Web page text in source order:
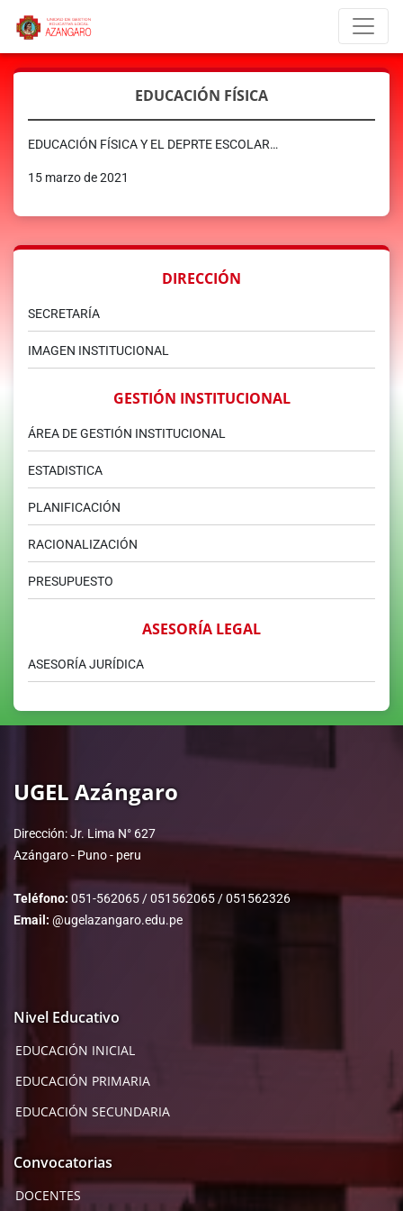
EDUCACIÓN FÍSICA
EDUCACIÓN FÍSICA Y EL DEPRTE ESCOLAR…
15 marzo de 2021
DIRECCIÓN
SECRETARÍA
IMAGEN INSTITUCIONAL
GESTIÓN INSTITUCIONAL
ÁREA DE GESTIÓN INSTITUCIONAL
ESTADISTICA
PLANIFICACIÓN
RACIONALIZACIÓN
PRESUPUESTO
ASESORÍA LEGAL
ASESORÍA JURÍDICA
UGEL Azángaro
Dirección: Jr. Lima N° 627
Azángaro - Puno - peru
Teléfono: 051-562065 / 051562065 / 051562326
Email: @ugelazangaro.edu.pe
Nivel Educativo
EDUCACIÓN INICIAL
EDUCACIÓN PRIMARIA
EDUCACIÓN SECUNDARIA
Convocatorias
DOCENTES